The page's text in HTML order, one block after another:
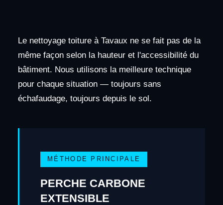
Le nettoyage toiture à Tavaux ne se fait pas de la
même façon selon la hauteur et l'accessibilité du
bâtiment. Nous utilisons la meilleure technique
pour chaque situation — toujours sans
échafaudage, toujours depuis le sol.
MÉTHODE PRINCIPALE
PERCHE CARBONE
EXTENSIBLE